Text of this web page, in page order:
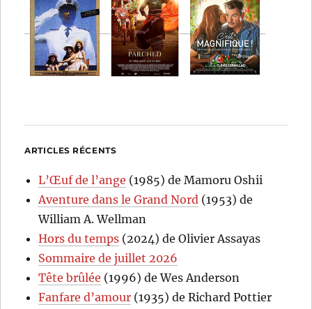
ARTICLES RÉCENTS
L’Œuf de l’ange (1985) de Mamoru Oshii
Aventure dans le Grand Nord (1953) de
William A. Wellman
Hors du temps (2024) de Olivier Assayas
Sommaire de juillet 2026
Tête brûlée (1996) de Wes Anderson
Fanfare d’amour (1935) de Richard Pottier